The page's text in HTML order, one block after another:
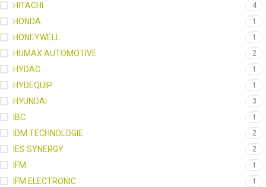
HITACHI 4
HONDA 1
HONEYWELL 1
HUMAX AUTOMOTIVE 2
HYDAC 1
HYDEQUIP 1
HYUNDAI 3
IBC 1
IDM TECHNOLOGIE 2
IES SYNERGY 2
IFM 1
IFM ELECTRONIC 1